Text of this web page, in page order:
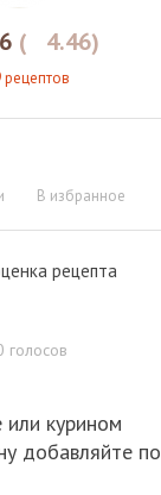
( 4.46)
рецептов
В избранное
рецепта
голосов
или курином
добавляйте по